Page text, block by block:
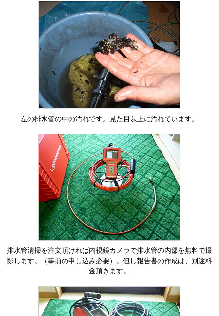
左の排水管の中の汚れです。見た目以上に汚れています。
排水管清掃を注文頂ければ内視鏡カメラで排水管の内部を無料で撮
影します。（事前の申し込み必要）。但し報告書の作成は、別途料
金頂きます。